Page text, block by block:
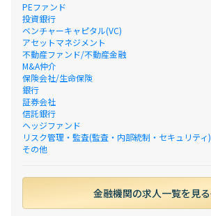
PEファンド
投資銀行
ベンチャーキャピタル(VC)
アセットマネジメント
不動産ファンド/不動産金融
M&A仲介
保険会社/生命保険
銀行
証券会社
信託銀行
ヘッジファンド
リスク管理・監査(監査・内部統制・セキュリティ)
その他
金融機関の求人一覧を見る